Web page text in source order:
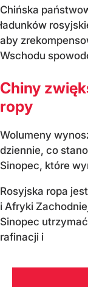
Chińska
ładunków
aby
Wschodu
Chiny
ropy
Wolumeny
dziennie, co
Sinopec, które
Rosyjska ropa
i Afryki
Sinopec
rafinacji i